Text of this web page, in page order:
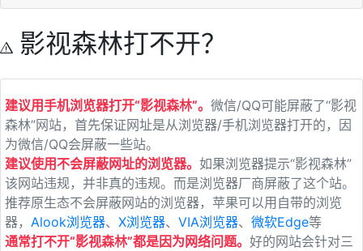
影视森林打不开？
建议用手机浏览器打开“影视森林”。 微信/QQ可能屏蔽了“影视
森林”网站，首先保证网址是从浏览器/手机浏览器打开的，因
为微信/QQ会屏蔽一些站。
建议使用不会屏蔽网址的浏览器。 如果浏览器提示“影视森林”
该网站违规，并非真的违规。而是浏览器厂商屏蔽了这个站。
推荐原生态不会屏蔽网站的浏览器，苹果可以用自带的浏览
器， Alook浏览器、 X浏览器、 VIA浏览器、 微软Edge等
通常打不开“影视森林”都是因为网络问题。 好的网站会针对三